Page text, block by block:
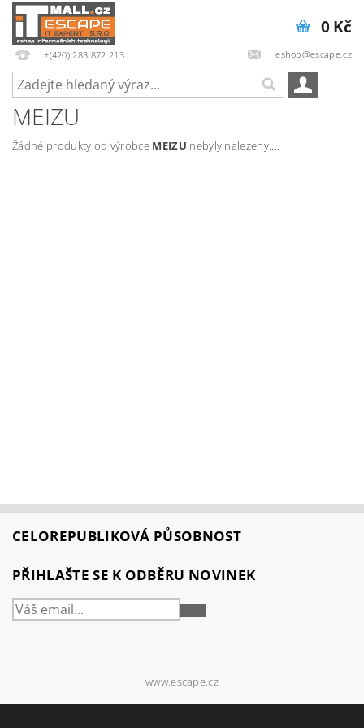
+(420) 283 872 213 eshop@escape.cz
0 Kč
MEIZU
Žádné produkty od výrobce MEIZU nebyly nalezeny....
CELOREPUBLIKOVÁ PŮSOBNOST
PŘIHLAŠTE SE K ODBĚRU NOVINEK
PŘIHLÁSIT
www.escape.cz